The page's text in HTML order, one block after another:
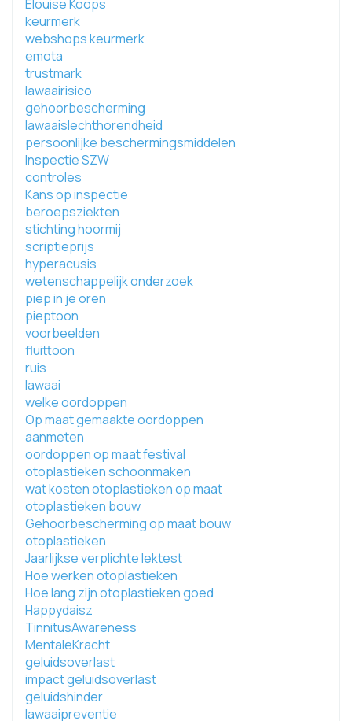
Elouise Koops
keurmerk
webshops keurmerk
emota
trustmark
lawaairisico
gehoorbescherming
lawaaislechthorendheid
persoonlijke beschermingsmiddelen
Inspectie SZW
controles
Kans op inspectie
beroepsziekten
stichting hoormij
scriptieprijs
hyperacusis
wetenschappelijk onderzoek
piep in je oren
pieptoon
voorbeelden
fluittoon
ruis
lawaai
welke oordoppen
Op maat gemaakte oordoppen
aanmeten
oordoppen op maat festival
otoplastieken schoonmaken
wat kosten otoplastieken op maat
otoplastieken bouw
Gehoorbescherming op maat bouw
otoplastieken
Jaarlijkse verplichte lektest
Hoe werken otoplastieken
Hoe lang zijn otoplastieken goed
Happydaisz
TinnitusAwareness
MentaleKracht
geluidsoverlast
impact geluidsoverlast
geluidshinder
lawaaipreventie